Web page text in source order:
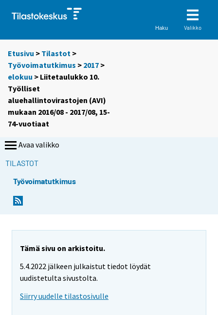
Haku Valikko
Etusivu > Tilastot >
Työvoimatutkimus > 2017 >
elokuu > Liitetaulukko 10.
Työlliset
aluehallintovirastojen (AVI)
mukaan 2016/08 - 2017/08, 15-
74-vuotiaat
Avaa valikko
TILASTOT
Työvoimatutkimus
Tämä sivu on arkistoitu.
5.4.2022 jälkeen julkaistut tiedot löydät
uudistetulta sivustolta.
Siirry uudelle tilastosivulle